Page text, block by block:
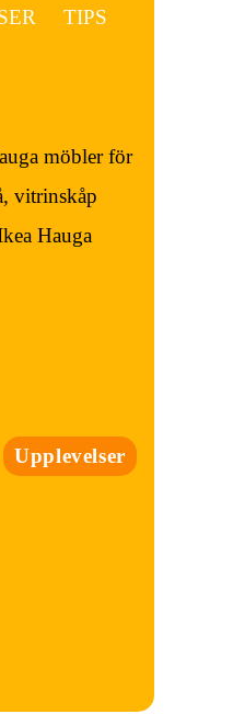
TIPS
möbler för
vitrinskåp
Hauga
Upplevelser